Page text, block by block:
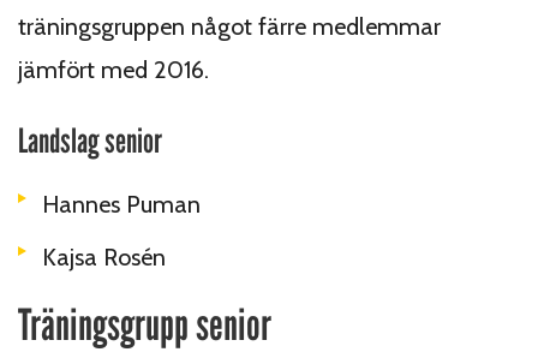
träningsgruppen något färre medlemmar
jämfört med 2016.
Landslag senior
Hannes Puman
Kajsa Rosén
Träningsgrupp senior